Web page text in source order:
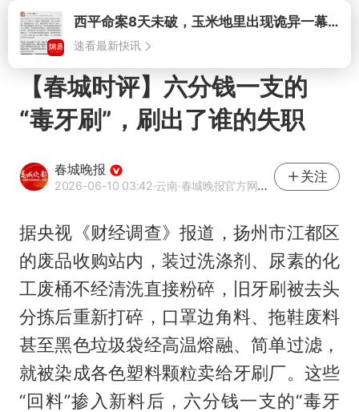
打开
【春城时评】六分钱一支的
“毒牙刷”，刷出了谁的失职
春城晚报
2026-06-10 03:42·云南·春城晚报官方网易号
关注
据央视《财经调查》报道，扬州市江都区
的废品收购站内，装过洗涤剂、尿素的化
工废桶不经清洗直接粉碎，旧牙刷被去头
分拣后重新打碎，口罩边角料、拖鞋废料
甚至黑色垃圾袋经高温熔融、简单过滤，
就被染成各色塑料颗粒卖给牙刷厂。这些
“回料”掺入新料后，六分钱一支的“毒牙